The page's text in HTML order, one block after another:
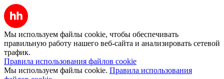
Мы используем файлы cookie, чтобы обеспечивать
правильную работу нашего веб-сайта и анализировать сетевой
трафик.
Правила использования файлов cookie
Мы используем файлы cookie. Правила использования